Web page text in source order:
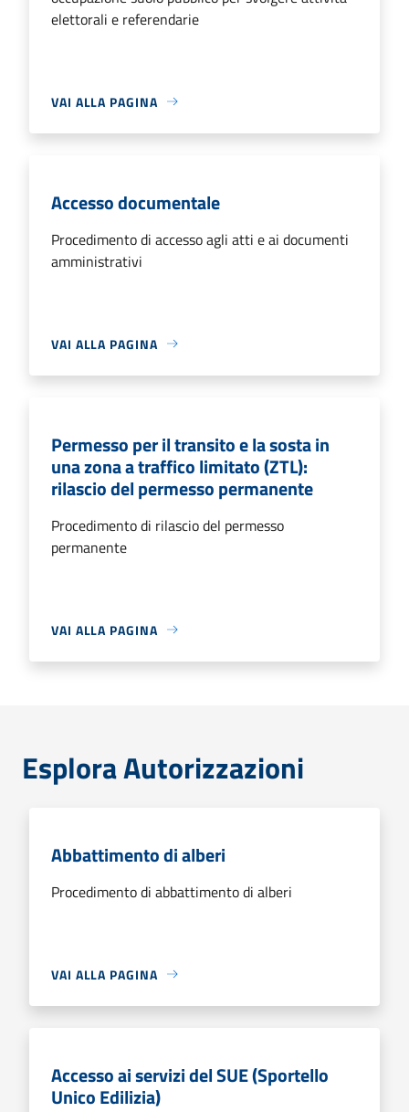
elettorali e referendarie
VAI ALLA PAGINA
Accesso documentale
Procedimento di accesso agli atti e ai documenti
amministrativi
VAI ALLA PAGINA
Permesso per il transito e la sosta in
una zona a traffico limitato (ZTL):
rilascio del permesso permanente
Procedimento di rilascio del permesso
permanente
VAI ALLA PAGINA
Esplora Autorizzazioni
Abbattimento di alberi
Procedimento di abbattimento di alberi
VAI ALLA PAGINA
Accesso ai servizi del SUE (Sportello
Unico Edilizia)